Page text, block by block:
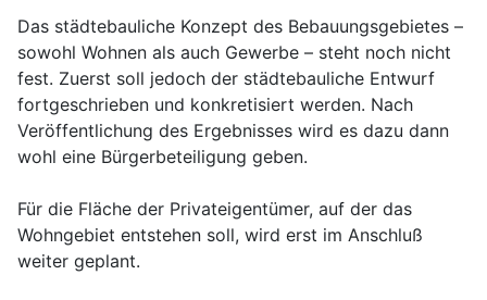
Das städtebauliche Konzept des Bebauungsgebietes –
sowohl Wohnen als auch Gewerbe – steht noch nicht
fest. Zuerst soll jedoch der städtebauliche Entwurf
fortgeschrieben und konkretisiert werden. Nach
Veröffentlichung des Ergebnisses wird es dazu dann
wohl eine Bürgerbeteiligung geben.
Für die Fläche der Privateigentümer, auf der das
Wohngebiet entstehen soll, wird erst im Anschluß
weiter geplant.